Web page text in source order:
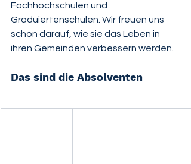
Fachhochschulen und
Graduiertenschulen. Wir freuen uns
schon darauf, wie sie das Leben in
ihren Gemeinden verbessern werden.
Das sind die Absolventen